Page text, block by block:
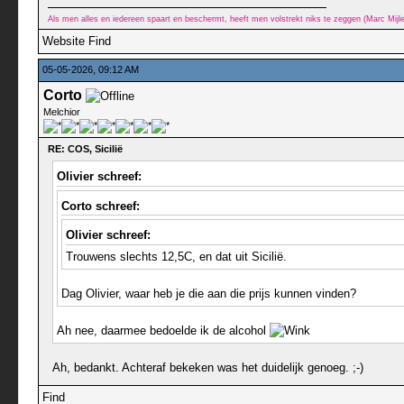
Als men alles en iedereen spaart en beschermt, heeft men volstrekt niks te zeggen (Marc
Website Find
05-05-2026, 09:12 AM
Corto
Melchior
RE: COS, Sicilië
Olivier schreef:
Corto schreef:
Olivier schreef:
Trouwens slechts 12,5C, en dat uit Sicilië.
Dag Olivier, waar heb je die aan die prijs kunnen vinden?
Ah nee, daarmee bedoelde ik de alcohol
Ah, bedankt. Achteraf bekeken was het duidelijk genoeg. ;-)
Find